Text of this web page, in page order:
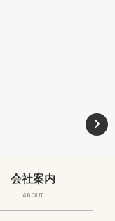
会社案内
ABOUT